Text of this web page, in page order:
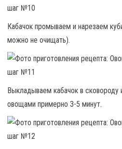
Кабачок промываем и нарезаем
можно не очищать).
Выкладываем кабачок в
овощами примерно 3-5 минут.